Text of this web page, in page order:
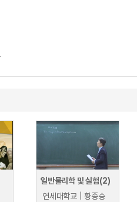
일반물리학 및 실험(2)
연세대학교 | 황종승